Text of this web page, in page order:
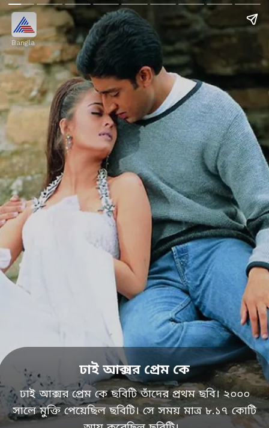
Bangla
ঢাই আক্সর প্রেম কে
ঢাই আক্সর প্রেম কে ছবিটি তাঁদের প্রথম ছবি। ২০০০
সালে মুক্তি পেয়েছিল ছবিটি। সে সময় মাত্র ৮.১৭ কোটি